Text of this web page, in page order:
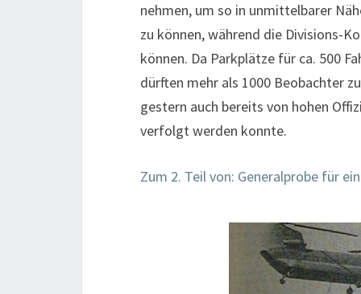
nehmen, um so in unmittelbarer
zu können, während die Divisions-
können. Da Parkplätze für ca. 500
dürften mehr als 1000 Beobachter
gestern auch bereits von hohen
verfolgt werden konnte.
Zum 2. Teil von: Generalprobe für